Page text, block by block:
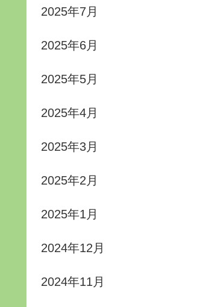
2025年7月
2025年6月
2025年5月
2025年4月
2025年3月
2025年2月
2025年1月
2024年12月
2024年11月